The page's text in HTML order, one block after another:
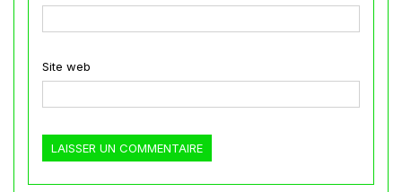
Site web